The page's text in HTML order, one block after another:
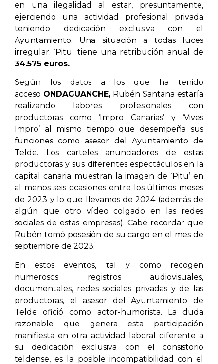
en una ilegalidad al estar, presuntamente,
ejerciendo una actividad profesional privada
teniendo dedicación exclusiva con el
Ayuntamiento. Una situación a todas luces
irregular. ‘Pitu’ tiene una retribución anual de
34.575 euros.
Según los datos a los que ha tenido
acceso ONDAGUANCHE, Rubén Santana estaría
realizando labores profesionales con
productoras como ‘Impro Canarias’ y ‘Vives
Impro’ al mismo tiempo que desempeña sus
funciones como asesor del Ayuntamiento de
Telde. Los carteles anunciadores de estas
productoras y sus diferentes espectáculos en la
capital canaria muestran la imagen de ‘Pitu’ en
al menos seis ocasiones entre los últimos meses
de 2023 y lo que llevamos de 2024 (además de
algún que otro vídeo colgado en las redes
sociales de estas empresas). Cabe recordar que
Rubén tomó posesión de su cargo en el mes de
septiembre de 2023.
En estos eventos, tal y como recogen
numerosos registros audiovisuales,
documentales, redes sociales privadas y de las
productoras, el asesor del Ayuntamiento de
Telde ofició como actor-humorista. La duda
razonable que genera esta participación
manifiesta en otra actividad laboral diferente a
su dedicación exclusiva con el consistorio
teldense, es la posible incompatibilidad con el